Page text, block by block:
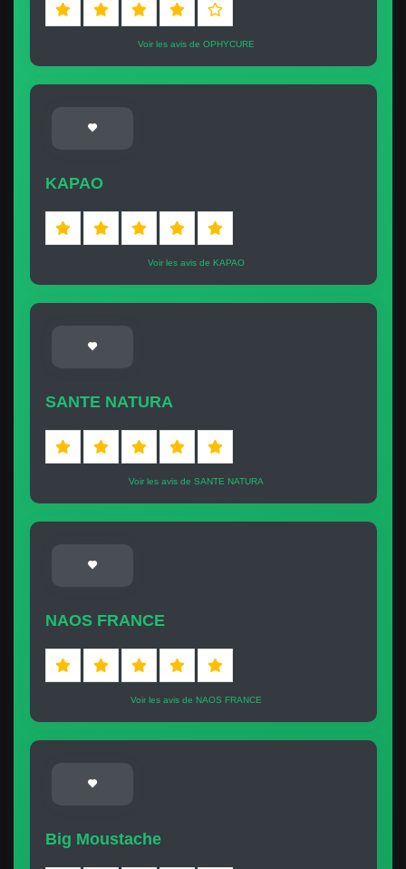
Voir les avis de OPHYCURE
KAPAO
Voir les avis de KAPAO
SANTE NATURA
Voir les avis de SANTE NATURA
NAOS FRANCE
Voir les avis de NAOS FRANCE
Big Moustache